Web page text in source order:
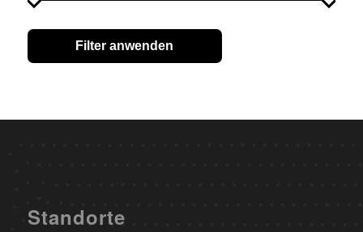
Filter anwenden
Standorte